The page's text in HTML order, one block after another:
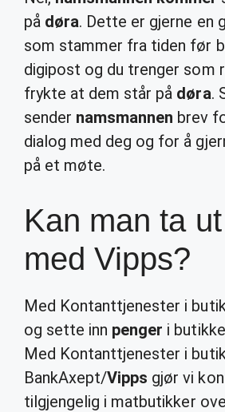
på døra. Dette er gjerne en
som stammer fra tiden før
digipost og du trenger som
frykte at dem står på døra.
sender namsmannen brev
dialog med deg og for å
på et møte.
Kan man ta
med Vipps?
Med Kontanttjenester i
og sette inn penger i
Med Kontanttjenester i
BankAxept/Vipps gjør vi
tilgjengelig i matbutikker